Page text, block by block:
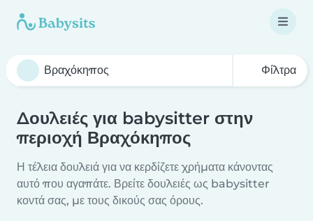
Φίλτρα
Δουλειές για babysitter στην
περιοχή Βραχόκηπος
Η τέλεια δουλειά για να κερδίζετε χρήματα κάνοντας
αυτό που αγαπάτε. Βρείτε δουλειές ως babysitter
κοντά σας, με τους δικούς σας όρους.